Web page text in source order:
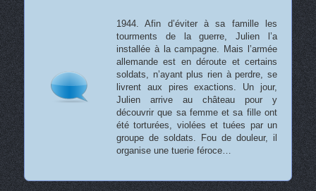
1944. Afin d’éviter à sa famille les
tourments de la guerre, Julien l’a
installée à la campagne. Mais l’armée
allemande est en déroute et certains
soldats, n’ayant plus rien à perdre, se
livrent aux pires exactions. Un jour,
Julien arrive au château pour y
découvrir que sa femme et sa fille ont
été torturées, violées et tuées par un
groupe de soldats. Fou de douleur, il
organise une tuerie féroce…